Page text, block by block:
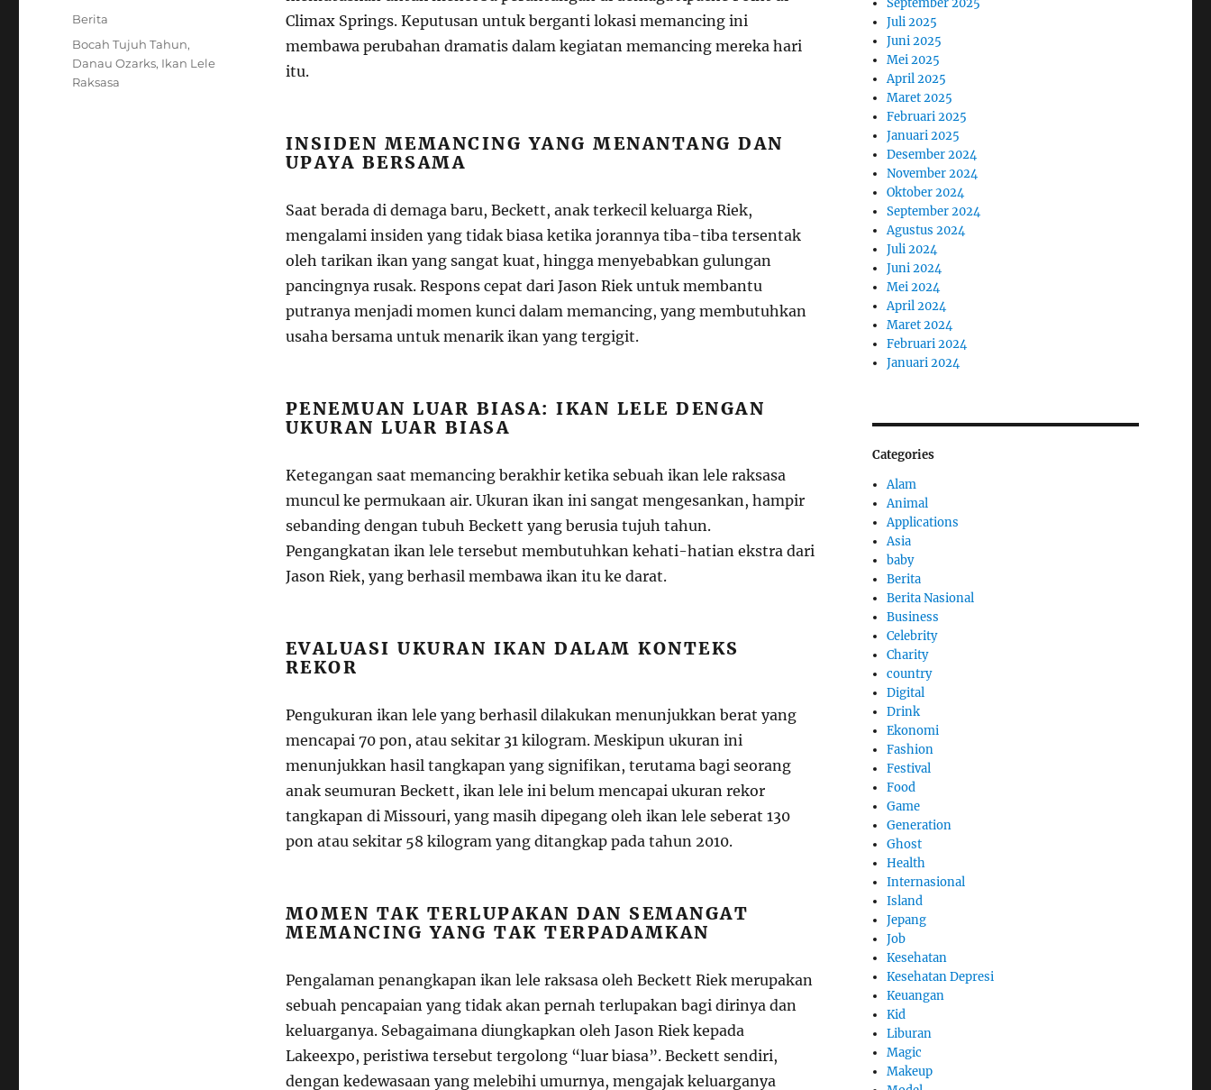
Climax Springs. Keputusan untuk berganti lokasi memancing ini
membawa perubahan dramatis dalam kegiatan memancing mereka hari
itu.
INSIDEN MEMANCING YANG MENANTANG DAN
UPAYA BERSAMA
Saat berada di demaga baru, Beckett, anak terkecil keluarga Riek,
mengalami insiden yang tidak biasa ketika jorannya tiba-tiba tersentak
oleh tarikan ikan yang sangat kuat, hingga menyebabkan gulungan
pancingnya rusak. Respons cepat dari Jason Riek untuk membantu
putranya menjadi momen kunci dalam memancing, yang membutuhkan
usaha bersama untuk menarik ikan yang tergigit.
PENEMUAN LUAR BIASA: IKAN LELE DENGAN
UKURAN LUAR BIASA
Ketegangan saat memancing berakhir ketika sebuah ikan lele raksasa
muncul ke permukaan air. Ukuran ikan ini sangat mengesankan, hampir
sebanding dengan tubuh Beckett yang berusia tujuh tahun.
Pengangkatan ikan lele tersebut membutuhkan kehati-hatian ekstra dari
Jason Riek, yang berhasil membawa ikan itu ke darat.
EVALUASI UKURAN IKAN DALAM KONTEKS
REKOR
Pengukuran ikan lele yang berhasil dilakukan menunjukkan berat yang
mencapai 70 pon, atau sekitar 31 kilogram. Meskipun ukuran ini
menunjukkan hasil tangkapan yang signifikan, terutama bagi seorang
anak seumuran Beckett, ikan lele ini belum mencapai ukuran rekor
tangkapan di Missouri, yang masih dipegang oleh ikan lele seberat 130
pon atau sekitar 58 kilogram yang ditangkap pada tahun 2010.
MOMEN TAK TERLUPAKAN DAN SEMANGAT
MEMANCING YANG TAK TERPADAMKAN
Pengalaman penangkapan ikan lele raksasa oleh Beckett Riek merupakan
sebuah pencapaian yang tidak akan pernah terlupakan bagi dirinya dan
keluarganya. Sebagaimana diungkapkan oleh Jason Riek kepada
Lakeexpo, peristiwa tersebut tergolong “luar biasa”. Beckett sendiri,
dengan kedewasaan yang melebihi umurnya, mengajak keluarganya
Categories
Berita
Tags
Bocah Tujuh Tahun,
Danau Ozarks, Ikan Lele
Raksasa
September 2025
Juli 2025
Juni 2025
Mei 2025
April 2025
Maret 2025
Februari 2025
Januari 2025
Desember 2024
November 2024
Oktober 2024
September 2024
Agustus 2024
Juli 2024
Juni 2024
Mei 2024
April 2024
Maret 2024
Februari 2024
Januari 2024
Categories
Alam
Animal
Applications
Asia
baby
Berita
Berita Nasional
Business
Celebrity
Charity
country
Digital
Drink
Ekonomi
Fashion
Festival
Food
Game
Generation
Ghost
Health
Internasional
Island
Jepang
Job
Kesehatan
Kesehatan Depresi
Keuangan
Kid
Liburan
Magic
Makeup